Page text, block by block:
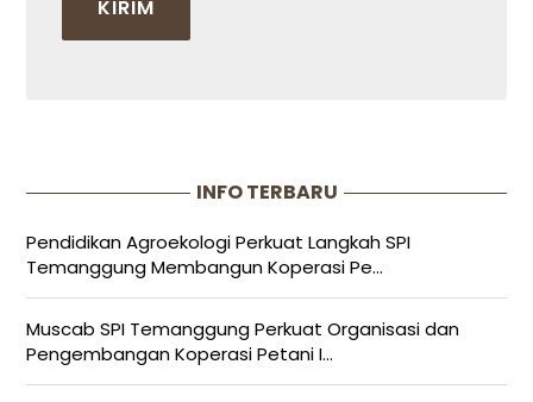
INFO TERBARU
Pendidikan Agroekologi Perkuat Langkah SPI
Temanggung Membangun Koperasi Pe...
Muscab SPI Temanggung Perkuat Organisasi dan
Pengembangan Koperasi Petani I...